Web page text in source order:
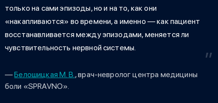
только на сами эпизоды, но и на то, как они
«накапливаются» во времени, а именно — как пациент
восстанавливается между эпизодами, меняется ли
чувствительность нервной системы.
—Белошицкая М. В. , врач-невролог центра медицины
боли «SPRAVNO».